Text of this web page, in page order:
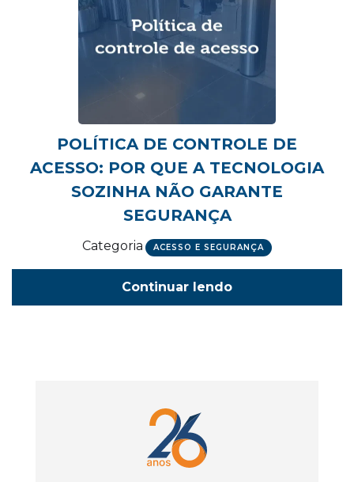
POLÍTICA DE CONTROLE DE
ACESSO: POR QUE A TECNOLOGIA
SOZINHA NÃO GARANTE
SEGURANÇA
Categoria ACESSO E SEGURANÇA
Continuar lendo